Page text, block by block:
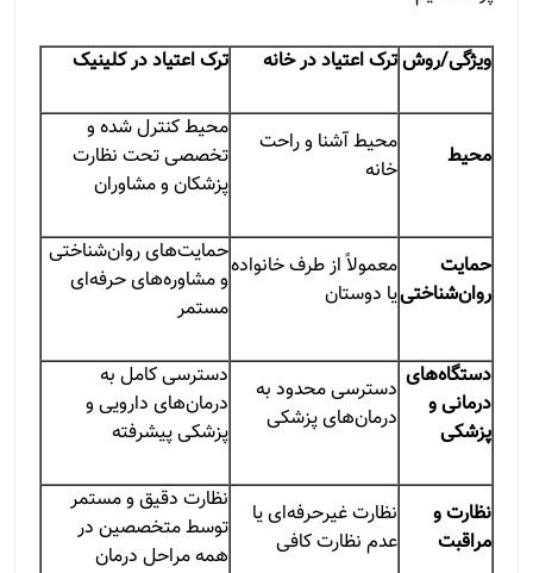
ویژگی/روشترک اعتیاد در خانه ترک اعتیاد در کلینیک
محیط
محیط آشنا و راحت
خانه
محیط کنترل شده و
تخصصی تحت نظارت
پزشکان و مشاوران
حمایت
روان‌شناختی
معمولاً از طرف خانواده
یا دوستان
حمایت‌های روان‌شناختی
و مشاوره‌های حرفه‌ای
مستمر
دستگاه‌های
درمانی و
پزشکی
دسترسی محدود به
درمان‌های پزشکی
دسترسی کامل به
درمان‌های دارویی و
پزشکی پیشرفته
نظارت و
مراقبت
نظارت غیرحرفه‌ای یا
عدم نظارت کافی
نظارت دقیق و مستمر
توسط متخصصین در
همه مراحل درمان